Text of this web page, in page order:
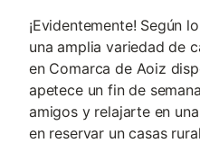
¡Evidentemente! Según
una amplia variedad de
en Comarca de Aoiz
apetece un fin de
amigos y relajarte en
en reservar un casas